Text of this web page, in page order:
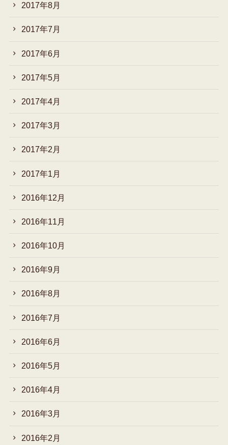
2017年8月
2017年7月
2017年6月
2017年5月
2017年4月
2017年3月
2017年2月
2017年1月
2016年12月
2016年11月
2016年10月
2016年9月
2016年8月
2016年7月
2016年6月
2016年5月
2016年4月
2016年3月
2016年2月